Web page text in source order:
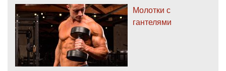
Молотки с
гантелями